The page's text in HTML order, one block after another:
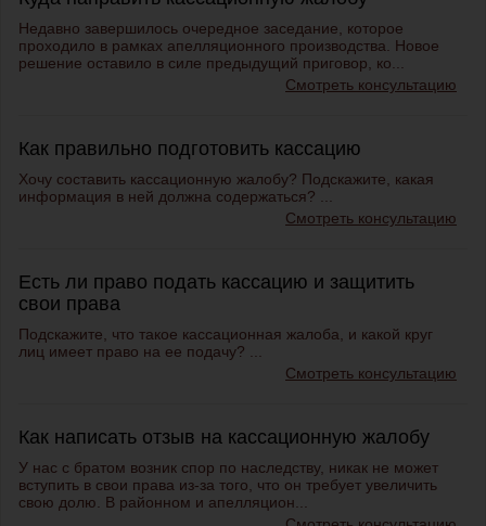
Недавно завершилось очередное заседание, которое
проходило в рамках апелляционного производства. Новое
решение оставило в силе предыдущий приговор, ко...
Смотреть консультацию
Как правильно подготовить кассацию
Хочу составить кассационную жалобу? Подскажите, какая
информация в ней должна содержаться? ...
Смотреть консультацию
Есть ли право подать кассацию и защитить
свои права
Подскажите, что такое кассационная жалоба, и какой круг
лиц имеет право на ее подачу? ...
Смотреть консультацию
Как написать отзыв на кассационную жалобу
У нас с братом возник спор по наследству, никак не может
вступить в свои права из-за того, что он требует увеличить
свою долю. В районном и апелляцион...